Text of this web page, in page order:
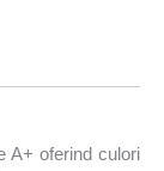
A+ oferind culori